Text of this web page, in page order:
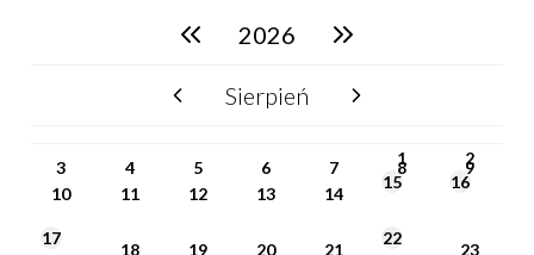
poprzedni rok2026 następny rok
poprzedni miesiącSierpień następny miesiąc
1 2
3 4 5 6 7 8
9
10
11 12 13 14
15 16
17
18 19 20 21
22
23